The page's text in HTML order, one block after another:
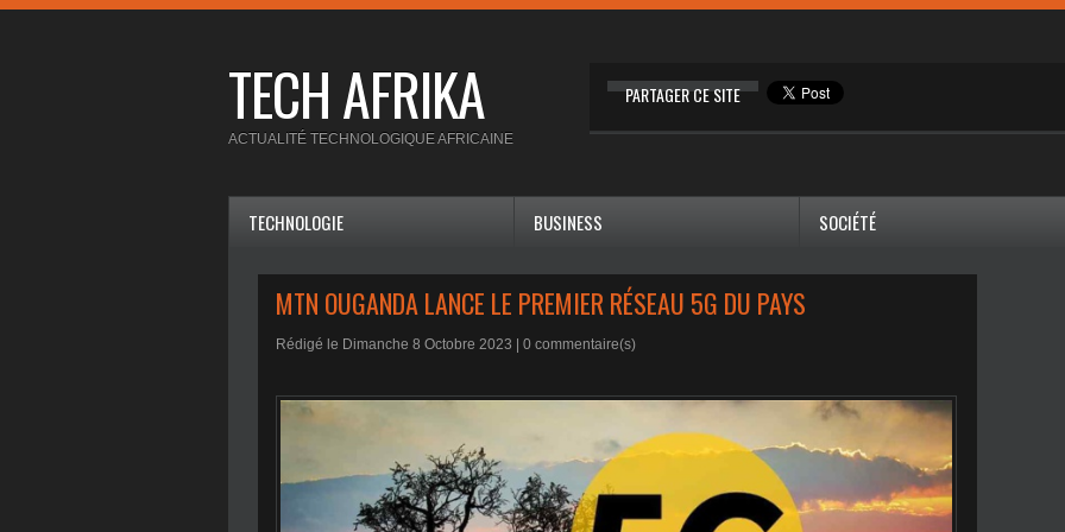
TECH AFRIKA PARTAGER CE SITE
ACTUALITÉ TECHNOLOGIQUE AFRICAINE
TECHNOLOGIE BUSINESS SOCIÉTÉ
MTN OUGANDA LANCE LE PREMIER RÉSEAU 5G DU PAYS
Rédigé le Dimanche 8 Octobre 2023 | 0 commentaire(s)